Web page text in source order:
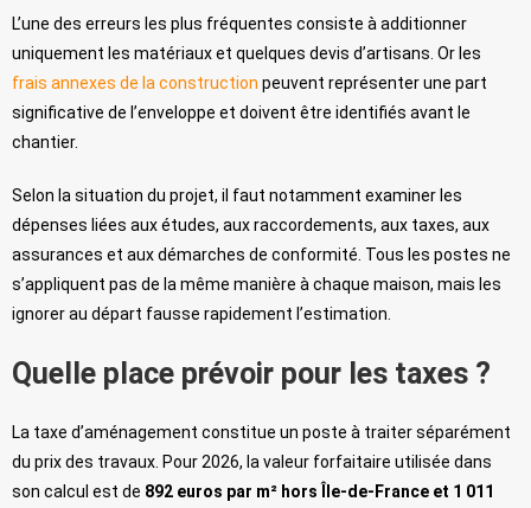
L’une des erreurs les plus fréquentes consiste à additionner
uniquement les matériaux et quelques devis d’artisans. Or les
frais annexes de la construction peuvent représenter une part
significative de l’enveloppe et doivent être identifiés avant le
chantier.
Selon la situation du projet, il faut notamment examiner les
dépenses liées aux études, aux raccordements, aux taxes, aux
assurances et aux démarches de conformité. Tous les postes ne
s’appliquent pas de la même manière à chaque maison, mais les
ignorer au départ fausse rapidement l’estimation.
Quelle place prévoir pour les taxes ?
La taxe d’aménagement constitue un poste à traiter séparément
du prix des travaux. Pour 2026, la valeur forfaitaire utilisée dans
son calcul est de 892 euros par m² hors Île-de-France et 1 011